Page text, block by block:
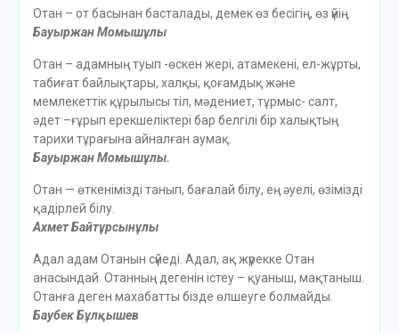
Отан – от басынан басталады, демек өз бесігің, өз үйің.
Бауыржан Момышұлы
Отан – адамның туып -өскен жері, атамекені, ел-жұрты,
табиғат байлықтары, халқы, қоғамдық және
мемлекеттік құрылысы тіл, мәдениет, тұрмыс- салт,
әдет –ғұрып ерекшеліктері бар белгілі бір халықтың
тарихи тұрағына айналған аумақ.
Бауыржан Момышұлы.
Отан — өткенімізді танып, бағалай білу, ең әуелі, өзімізді
қадірлей білу.
Ахмет Байтұрсынұлы
Адал адам Отанын сүйеді. Адал, ақ жүрекке Отан
анасындай. Отанның дегенін істеу – қуаныш, мақтаныш.
Отанға деген махабатты бізде өлшеуге болмайды.
Баубек Бұлқышев